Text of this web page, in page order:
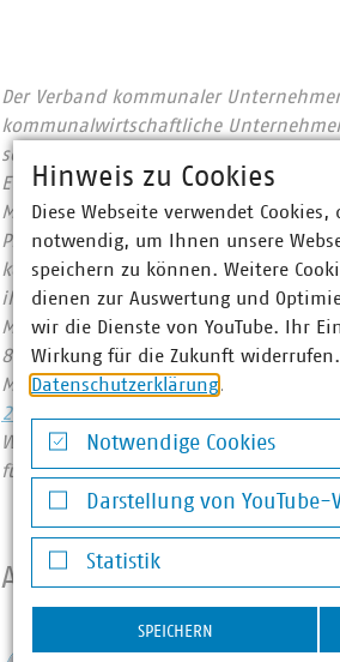
Der Verband kommunaler
kommunalwirtschaftliche
sowie Telekommunikation. Mit über
Euro erwirtschaftet und mehr als 17
Mitgliedsunternehmen signifikante
Prozent, Gas 60 Prozent, Wärme 88
kommunale Abfallwirtschaft entsorgt
ihrer CO2-Emissionen eingespart –
Mitgliedsunternehmen engagieren
822 Millionen Euro. Künftig wollen 80
Mobilfunkunternehmen Anschlüsse
2023
Wir halten Deutschland am Laufen –
für heute und morgen:
Ansprechpartner
Anna Theresa
Hinweis zu Cookies
Diese Webseite verwendet
notwendig, um Ihnen unsere
speichern zu können. Weitere
dienen zur Auswertung und
wir die Dienste von YouTube. Ihr
Wirkung für die Zukunft
Datenschutzerklärung.
Notwendige Cookies
Notwendige Cookies
Darstellung von YouTube-
Darstellung von YouTube-Videos
Statistik
Statistik
SPEICHERN